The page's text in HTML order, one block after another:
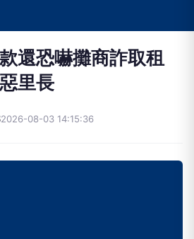
還恐嚇攤商詐取租
里長
2026-08-03 14:15:36